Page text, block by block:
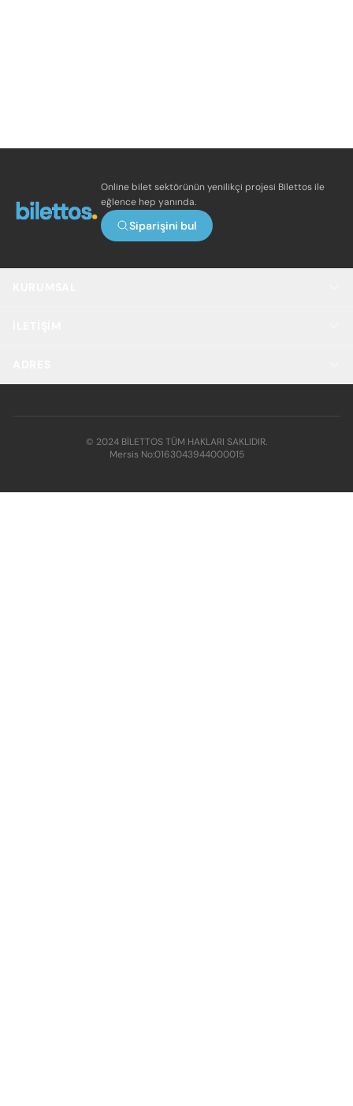
Online bilet sektörünün yenilikçi projesi Bilettos ile
eğlence hep yanında.
Siparişini bul
© 2024 BİLETTOS TÜM HAKLARI SAKLIDIR.
Mersis No:0163043944000015